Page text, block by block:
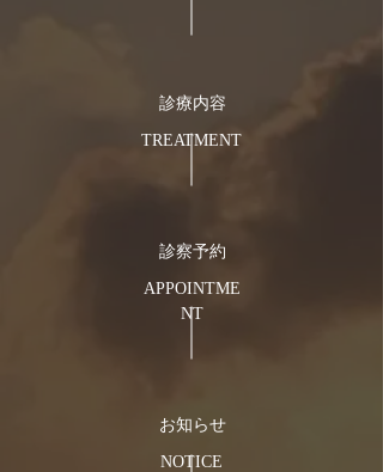
​診療内容
TREATMENT
​診察予約
APPOINTME
NT
​お知らせ
NOTICE